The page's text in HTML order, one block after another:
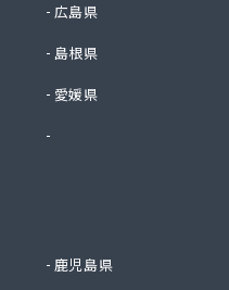
広島県
島根県
愛媛県
鹿児島県